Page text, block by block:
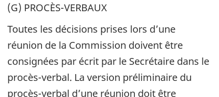
(G) PROCÈS-VERBAUX
Toutes les décisions prises lors d’une
réunion de la Commission doivent être
consignées par écrit par le Secrétaire dans le
procès-verbal. La version préliminaire du
procès-verbal d’une réunion doit être